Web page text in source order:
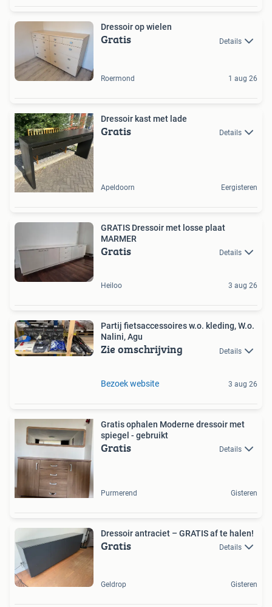
Dressoir op wielen
Gratis Details
Roermond 1 aug 26
Dressoir kast met lade
Gratis Details
Apeldoorn Eergisteren
GRATIS Dressoir met losse plaat
MARMER
Gratis Details
Heiloo 3 aug 26
Partij fietsaccessoires w.o. kleding, W.o.
Nalini, Agu
Zie omschrijving Details
Bezoek website 3 aug 26
Gratis ophalen Moderne dressoir met
spiegel - gebruikt
Gratis Details
Purmerend Gisteren
Dressoir antraciet – GRATIS af te halen!
Gratis Details
Geldrop Gisteren